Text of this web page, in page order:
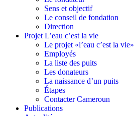
Sens et objectif
Le conseil de fondation
Direction
Projet L’eau c’est la vie
Le projet «l’eau c’est la vie»
Employés
La liste des puits
Les donateurs
La naissance d’un puits
Étapes
Contacter Cameroun
Publications